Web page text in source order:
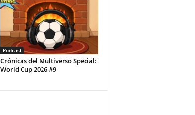
Podcast
Crónicas del Multiverso Special:
World Cup 2026 #9